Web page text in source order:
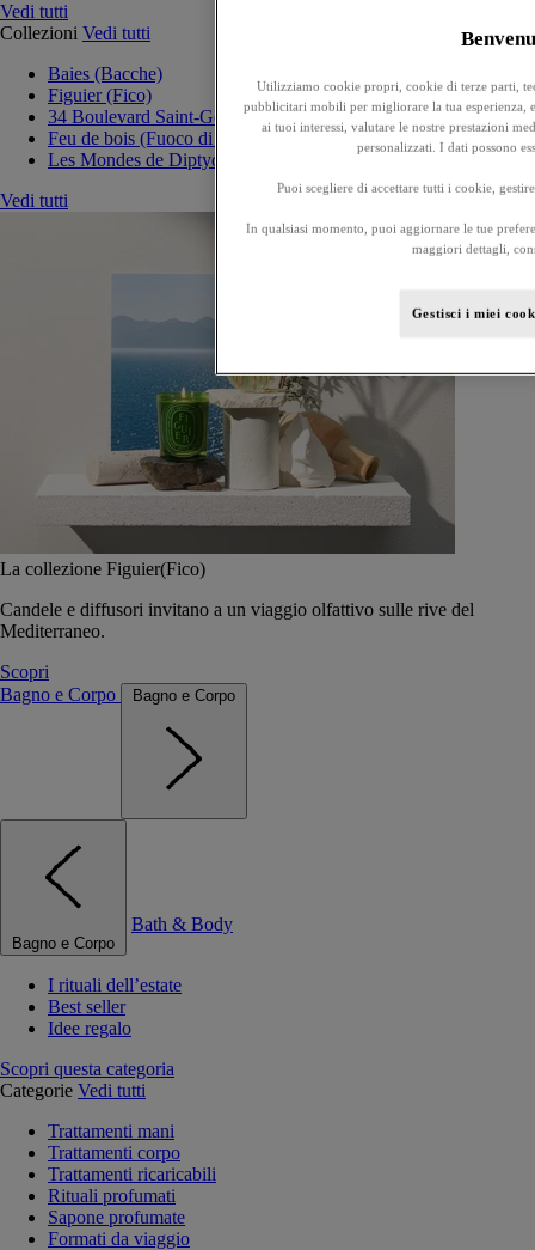
Vedi tutti
Collezioni Vedi tutti
Baies (Bacche)
Figuier (Fico)
34 Boulevard Saint-Germain
Feu de bois (Fuoco di legna)
Les Mondes de Diptyque
Vedi tutti
La collezione Figuier(Fico)
Candele e diffusori invitano a un viaggio olfattivo sulle rive del
Mediterraneo.
Scopri
Bagno e Corpo
Bagno e Corpo
Bagno e Corpo
Bath & Body
I rituali dell’estate
Best seller
Idee regalo
Scopri questa categoria
Categorie Vedi tutti
Trattamenti mani
Trattamenti corpo
Trattamenti ricaricabili
Rituali profumati
Sapone profumate
Formati da viaggio
Utilizziamo cookie propri, cookie di terze parti,
pubblicitari mobili per migliorare la tua esperienza,
ai tuoi interessi, valutare le nostre prestazioni
personalizzati. I dati possono
Puoi scegliere di accettare tutti i cookie,
In qualsiasi momento, puoi aggiornare le tue
maggiori dettagli,
Gestisci i miei